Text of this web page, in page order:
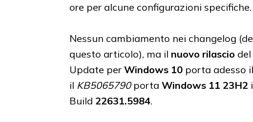
ore per alcune configurazioni specifiche.
Nessun cambiamento nei changelog
questo articolo), ma il nuovo rilascio del
Update per Windows 10 porta adesso
il KB5065790porta Windows 11 23H2
Build 22631.5984.